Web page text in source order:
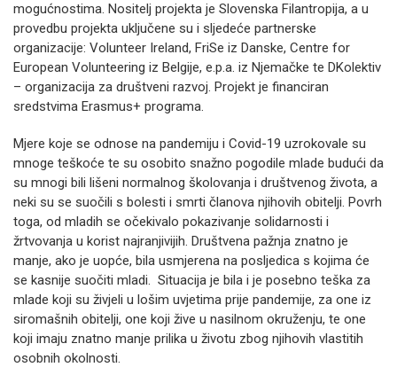
mogućnostima. Nositelj projekta je Slovenska Filantropija, a u
provedbu projekta uključene su i sljedeće partnerske
organizacije: Volunteer Ireland, FriSe iz Danske, Centre for
European Volunteering iz Belgije, e.p.a. iz Njemačke te DKolektiv
– organizacija za društveni razvoj. Projekt je financiran
sredstvima Erasmus+ programa.
Mjere koje se odnose na pandemiju i Covid-19 uzrokovale su
mnoge teškoće te su osobito snažno pogodile mlade budući da
su mnogi bili lišeni normalnog školovanja i društvenog života, a
neki su se suočili s bolesti i smrti članova njihovih obitelji. Povrh
toga, od mladih se očekivalo pokazivanje solidarnosti i
žrtvovanja u korist najranjivijih. Društvena pažnja znatno je
manje, ako je uopće, bila usmjerena na posljedica s kojima će
se kasnije suočiti mladi. Situacija je bila i je posebno teška za
mlade koji su živjeli u lošim uvjetima prije pandemije, za one iz
siromašnih obitelji, one koji žive u nasilnom okruženju, te one
koji imaju znatno manje prilika u životu zbog njihovih vlastitih
osobnih okolnosti.